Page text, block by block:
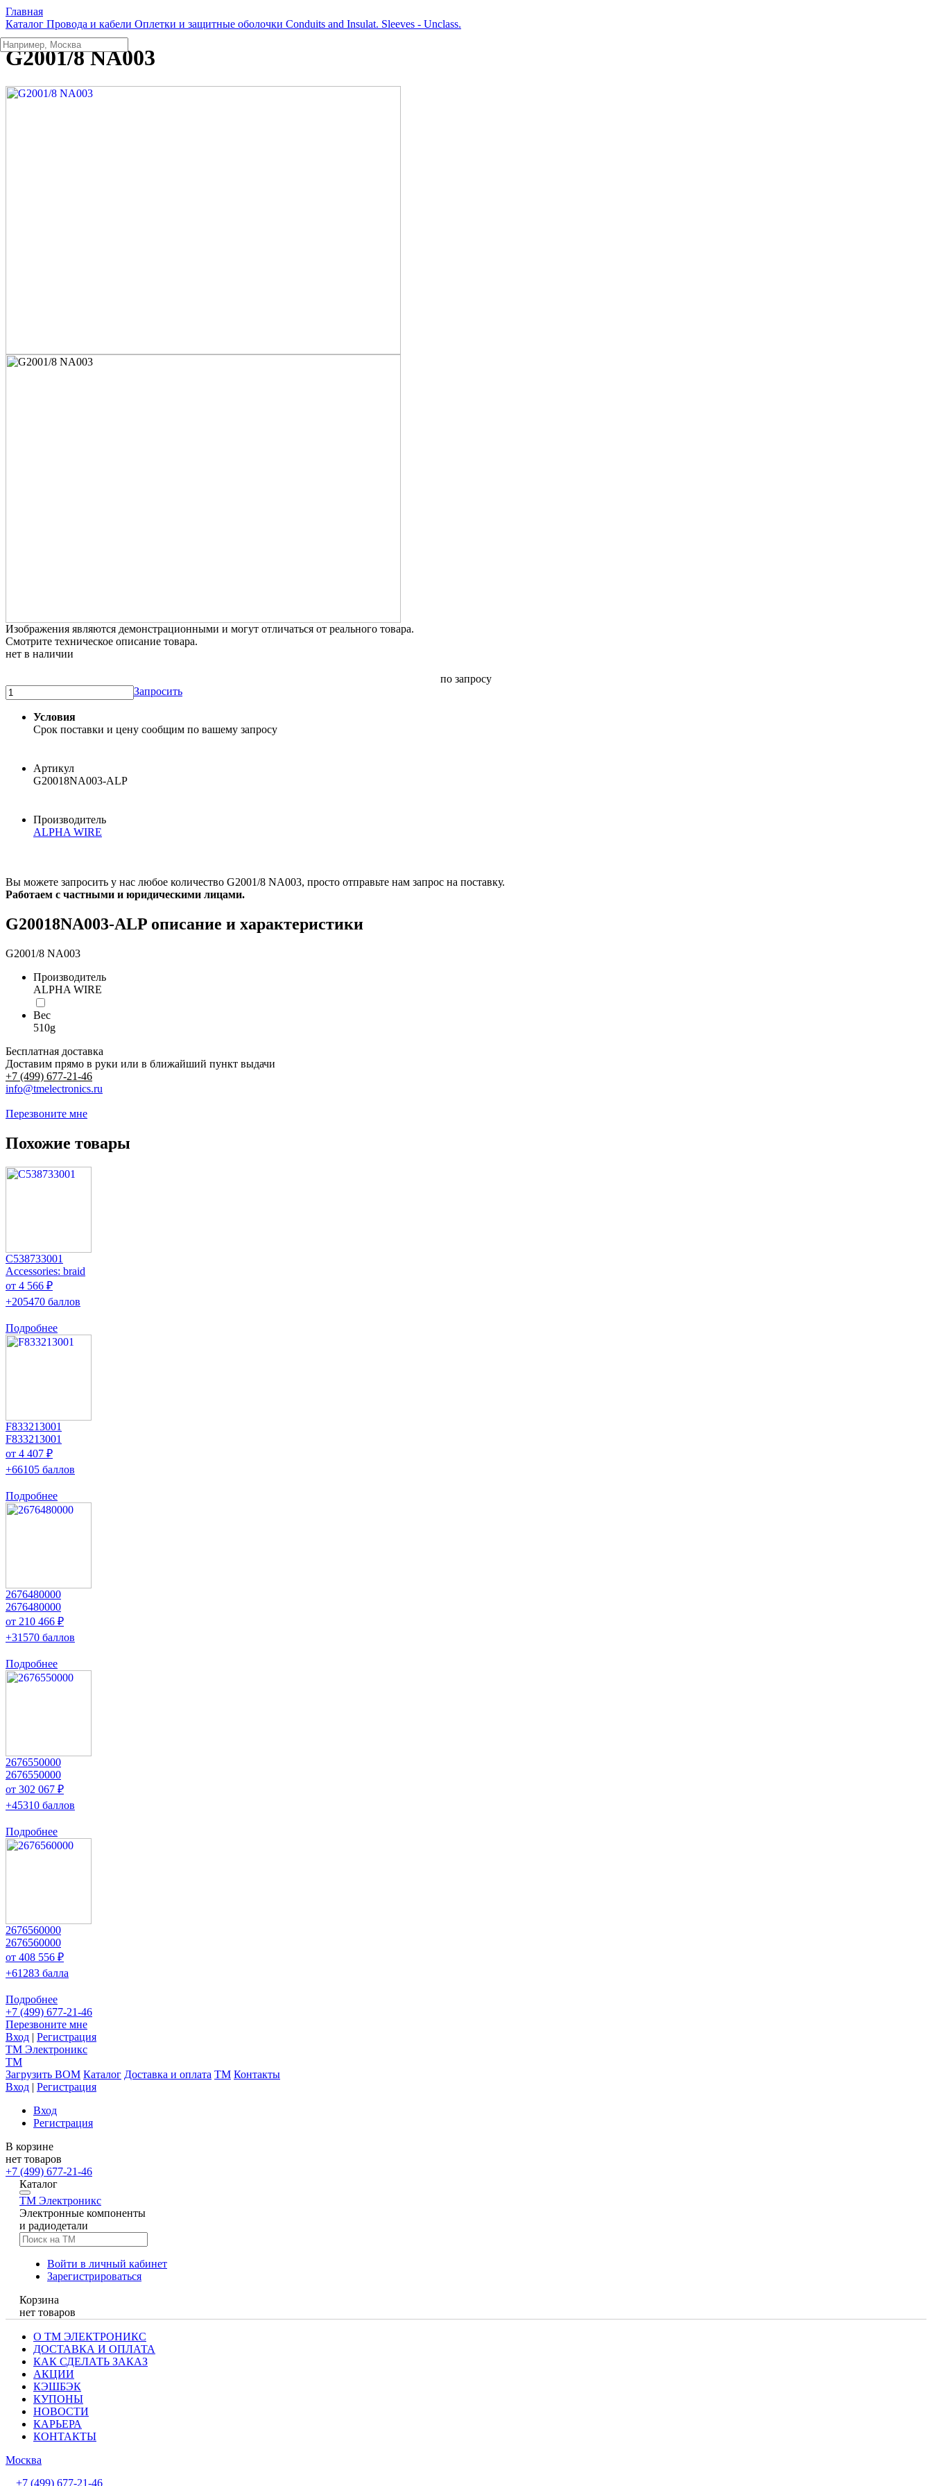
Главная
Каталог Провода и кабели Оплетки и защитные оболочки Conduits and Insulat. Sleeves - Unclass.
G2001/8 NA003
Изображения являются демонстрационными и могут отличаться от реального товара.
Смотрите техническое описание товара.
нет в наличии
по запросу
Запросить
Условия
Срок поставки и цену сообщим по вашему запросу
Артикул
G20018NA003-ALP
Производитель
ALPHA WIRE
Вы можете запросить у нас любое количество G2001/8 NA003, просто отправьте нам запрос на поставку.
Работаем с частными и юридическими лицами.
G20018NA003-ALP описание и характеристики
G2001/8 NA003
Производитель
ALPHA WIRE
Вес
510g
Бесплатная доставка
Доставим прямо в руки или в ближайший пункт выдачи
+7 (499) 677-21-46
info@tmelectronics.ru
Перезвоните мне
Похожие товары
C538733001
Accessories: braid
от 4 566 ₽
+205470 баллов
Подробнее
F833213001
F833213001
от 4 407 ₽
+66105 баллов
Подробнее
2676480000
2676480000
от 210 466 ₽
+31570 баллов
Подробнее
2676550000
2676550000
от 302 067 ₽
+45310 баллов
Подробнее
2676560000
2676560000
от 408 556 ₽
+61283 балла
Подробнее
+7 (499) 677-21-46
Перезвоните мне
Вход | Регистрация
TM Электроникс
TM
Загрузить BOM Каталог Доставка и оплата TM Контакты
Вход | Регистрация
Вход
Регистрация
В корзине
нет товаров
+7 (499) 677-21-46
Каталог
TM Электроникс
Электронные компоненты
и радиодетали
Войти в личный кабинет
Зарегистрироваться
Корзина
нет товаров
О ТМ ЭЛЕКТРОНИКС
ДОСТАВКА И ОПЛАТА
КАК СДЕЛАТЬ ЗАКАЗ
АКЦИИ
КЭШБЭК
КУПОНЫ
НОВОСТИ
КАРЬЕРА
КОНТАКТЫ
Москва
+7 (499) 677-21-46